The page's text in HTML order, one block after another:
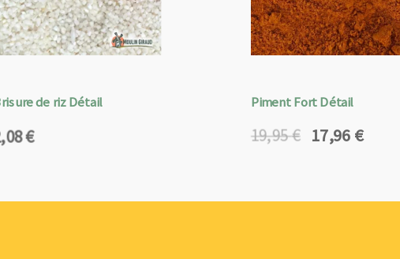
de riz Détail
€
Piment Fort Détail
19,95€
Le
était :
17,96 €
Le
est :